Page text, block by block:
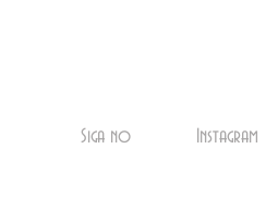
Siga no Instagram